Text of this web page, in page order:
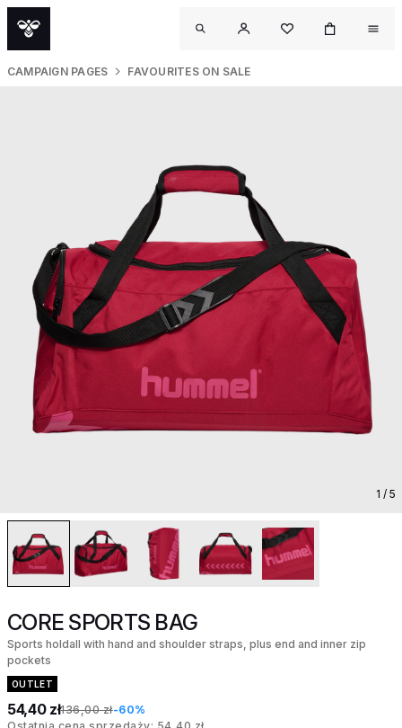
CAMPAIGN PAGES FAVOURITES ON SALE
1 / 5
CORE SPORTS BAG
Sports holdall with hand and shoulder straps, plus end and inner zip
pockets
OUTLET
54,40 zł136,00 zł-60%